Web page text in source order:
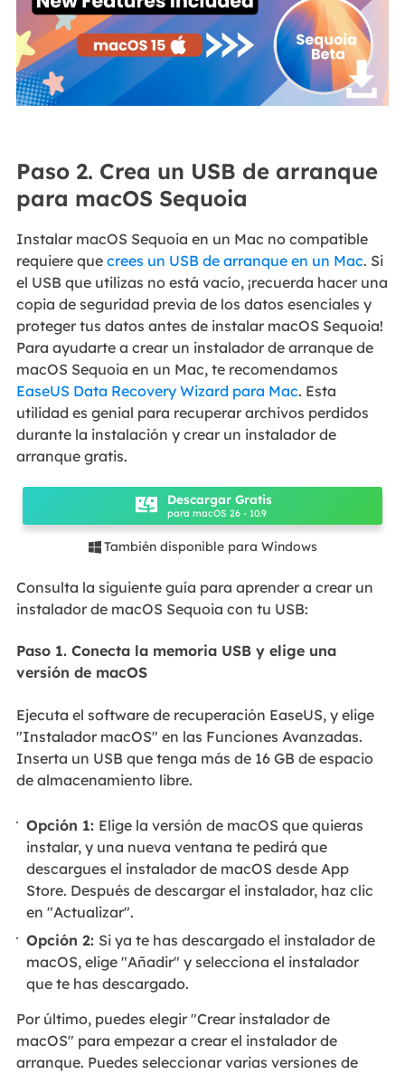
Paso 2. Crea un USB de arranque
para macOS Sequoia
Instalar macOS Sequoia en un Mac no compatible
requiere que crees un USB de arranque en un Mac. Si
el USB que utilizas no está vacío, ¡recuerda hacer una
copia de seguridad previa de los datos esenciales y
proteger tus datos antes de instalar macOS Sequoia!
Para ayudarte a crear un instalador de arranque de
macOS Sequoia en un Mac, te recomendamos
EaseUS Data Recovery Wizard para Mac. Esta
utilidad es genial para recuperar archivos perdidos
durante la instalación y crear un instalador de
arranque gratis.
Descargar Gratis
para macOS 26 - 10.9
 También disponible para Windows
Consulta la siguiente guía para aprender a crear un
instalador de macOS Sequoia con tu USB:
Paso 1. Conecta la memoria USB y elige una
versión de macOS
Ejecuta el software de recuperación EaseUS, y elige
"Instalador macOS" en las Funciones Avanzadas.
Inserta un USB que tenga más de 16 GB de espacio
de almacenamiento libre.
Opción 1: Elige la versión de macOS que quieras
instalar, y una nueva ventana te pedirá que
descargues el instalador de macOS desde App
Store. Después de descargar el instalador, haz clic
en "Actualizar".
Opción 2: Si ya te has descargado el instalador de
macOS, elige "Añadir" y selecciona el instalador
que te has descargado.
Por último, puedes elegir "Crear instalador de
macOS" para empezar a crear el instalador de
arranque. Puedes seleccionar varias versiones de